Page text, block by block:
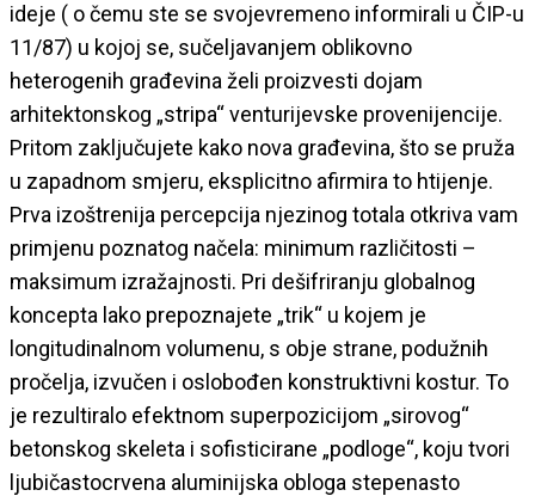
ideje ( o čemu ste se svojevremeno informirali u ČIP-u
11/87) u kojoj se, sučeljavanjem oblikovno
heterogenih građevina želi proizvesti dojam
arhitektonskog „stripa“ venturijevske provenijencije.
Pritom zaključujete kako nova građevina, što se pruža
u zapadnom smjeru, eksplicitno afirmira to htijenje.
Prva izoštrenija percepcija njezinog totala otkriva vam
primjenu poznatog načela: minimum različitosti –
maksimum izražajnosti. Pri dešifriranju globalnog
koncepta lako prepoznajete „trik“ u kojem je
longitudinalnom volumenu, s obje strane, podužnih
pročelja, izvučen i oslobođen konstruktivni kostur. To
je rezultiralo efektnom superpozicijom „sirovog“
betonskog skeleta i sofisticirane „podloge“, koju tvori
ljubičastocrvena aluminijska obloga stepenasto